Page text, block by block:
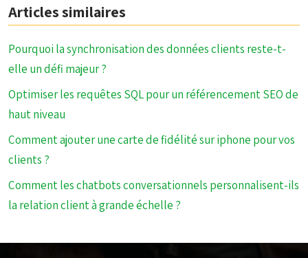
Articles similaires
Pourquoi la synchronisation des données clients reste-t-
elle un défi majeur ?
Optimiser les requêtes SQL pour un référencement SEO de
haut niveau
Comment ajouter une carte de fidélité sur iphone pour vos
clients ?
Comment les chatbots conversationnels personnalisent-ils
la relation client à grande échelle ?